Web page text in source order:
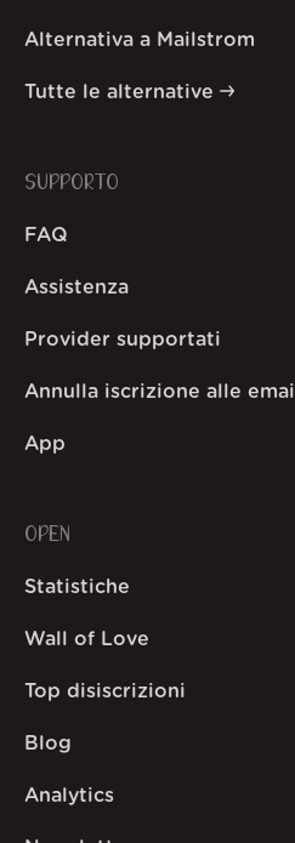
Alternativa a Mailstrom
Tutte le alternative
SUPPORTO
FAQ
Assistenza
Provider supportati
Annulla iscrizione alle email
App
OPEN
Statistiche
Wall of Love
Top disiscrizioni
Blog
Analytics